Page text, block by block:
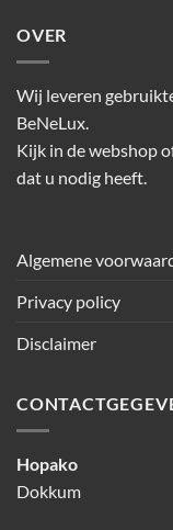
OVER
Wij leveren
BeNeLux.
Kijk in de webshop
dat u nodig heeft.
Algemene
Privacy policy
Disclaimer
Hopako
Dokkum